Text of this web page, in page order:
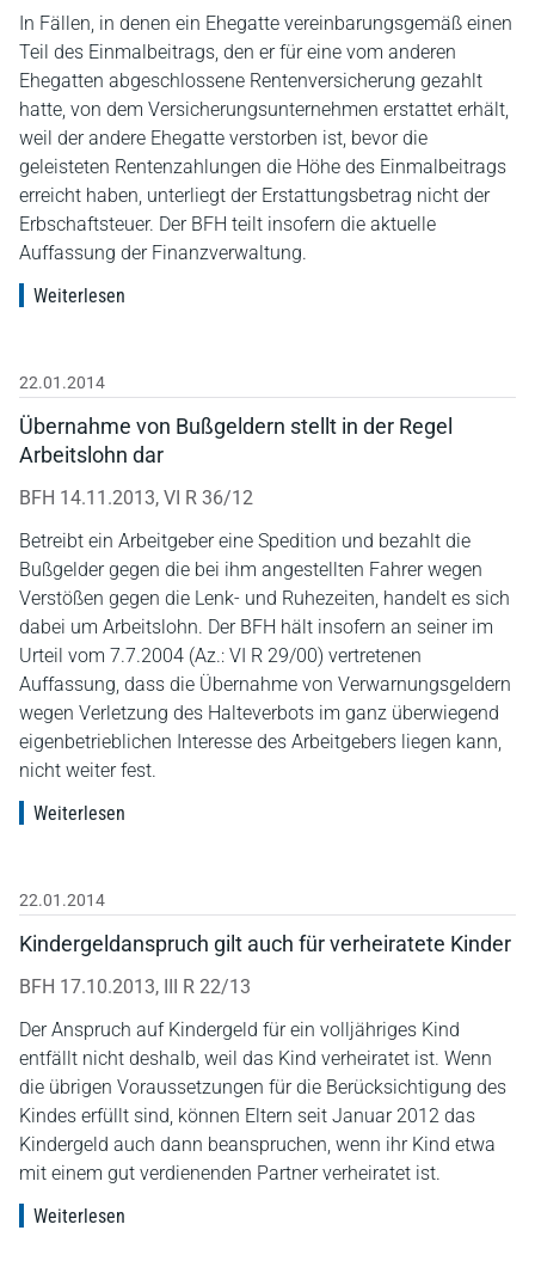
In Fällen, in denen ein Ehegatte vereinbarungsgemäß einen
Teil des Einmalbeitrags, den er für eine vom anderen
Ehegatten abgeschlossene Rentenversicherung gezahlt
hatte, von dem Versicherungsunternehmen erstattet erhält,
weil der andere Ehegatte verstorben ist, bevor die
geleisteten Rentenzahlungen die Höhe des Einmalbeitrags
erreicht haben, unterliegt der Erstattungsbetrag nicht der
Erbschaftsteuer. Der BFH teilt insofern die aktuelle
Auffassung der Finanzverwaltung.
Weiterlesen
22.01.2014
Übernahme von Bußgeldern stellt in der Regel
Arbeitslohn dar
BFH 14.11.2013, VI R 36/12
Betreibt ein Arbeitgeber eine Spedition und bezahlt die
Bußgelder gegen die bei ihm angestellten Fahrer wegen
Verstößen gegen die Lenk- und Ruhezeiten, handelt es sich
dabei um Arbeitslohn. Der BFH hält insofern an seiner im
Urteil vom 7.7.2004 (Az.: VI R 29/00) vertretenen
Auffassung, dass die Übernahme von Verwarnungsgeldern
wegen Verletzung des Halteverbots im ganz überwiegend
eigenbetrieblichen Interesse des Arbeitgebers liegen kann,
nicht weiter fest.
Weiterlesen
22.01.2014
Kindergeldanspruch gilt auch für verheiratete Kinder
BFH 17.10.2013, III R 22/13
Der Anspruch auf Kindergeld für ein volljähriges Kind
entfällt nicht deshalb, weil das Kind verheiratet ist. Wenn
die übrigen Voraussetzungen für die Berücksichtigung des
Kindes erfüllt sind, können Eltern seit Januar 2012 das
Kindergeld auch dann beanspruchen, wenn ihr Kind etwa
mit einem gut verdienenden Partner verheiratet ist.
Weiterlesen